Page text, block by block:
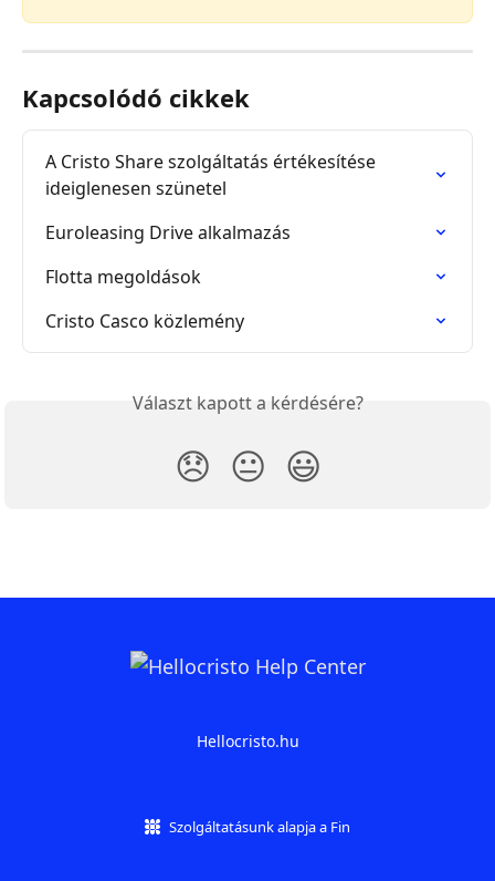
Kapcsolódó cikkek
A Cristo Share szolgáltatás értékesítése
ideiglenesen szünetel
Euroleasing Drive alkalmazás
Flotta megoldások
Cristo Casco közlemény
Választ kapott a kérdésére?
😞 😐 😃
Hellocristo.hu
Szolgáltatásunk alapja a Fin